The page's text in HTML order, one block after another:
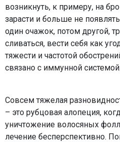
возникнуть, к примеру, на
зарасти и больше не
один очажок, потом другой,
сливаться, вести себя как
тяжести и частотой
связано с иммунной системой.
Совсем тяжелая
– это рубцовая алопеция,
уничтожение волосяных
лечение бесперспективно.